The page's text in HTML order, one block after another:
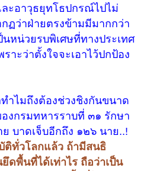
ะอาวุธยุทโธปกรณ์ไปไม่
ฏว่าฝ่ายตรงข้ามมีมากกว่า
หน่วยรบพิเศษที่ทางประเทศ
าะว่าตั้งใจจะเอาไว้ปกป้อง
ำไมถึงต้องช่วงชิงกันขนาด
งกรมทหารราบที่ ๓๑ รักษา
บาดเจ็บอีกถึง ๑๒๖ นาย..!
ติทั่วโลกแล้ว ถ้ามีสนธิ
พื้นที่ได้เท่าไร ถือว่าเป็น